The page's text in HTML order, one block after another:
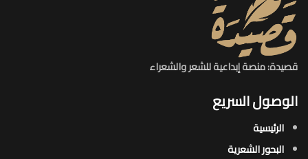
قصيدة: منصة إبداعية للشعر والشعراء
الوصول السريع
الرئيسية
البحور الشعرية​